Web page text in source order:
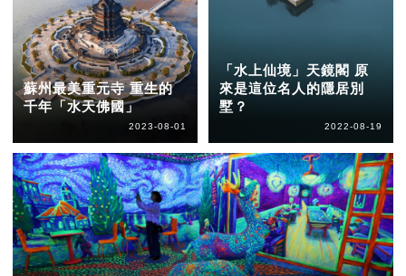
蘇州最美重元寺 重生的
千年「水天佛國」
2023-08-01
「水上仙境」天鏡閣 原
來是這位名人的隱居別
墅？
2022-08-19